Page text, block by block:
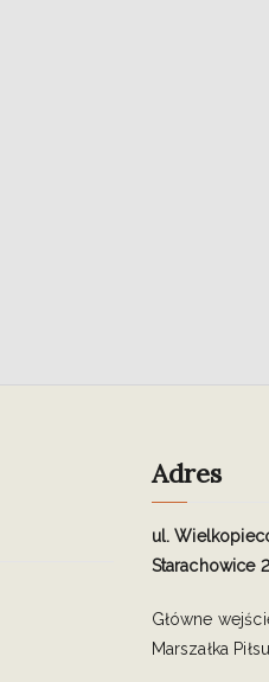
Adres
ul.
Starachowice
Główne
Marszałka